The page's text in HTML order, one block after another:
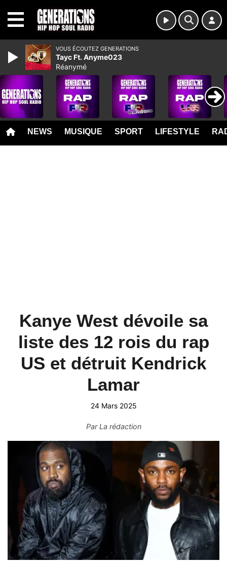
NEWS MUSIQUE SPORT LIFESTYLE
Kanye West dévoile sa
liste des 12 rois du rap
US et détruit Kendrick
Lamar
24 Mars 2025
ParLa rédaction
VOUS ÉCOUTEZ GENERATIONS
Tayc Ft. Anyme023
Réanymé